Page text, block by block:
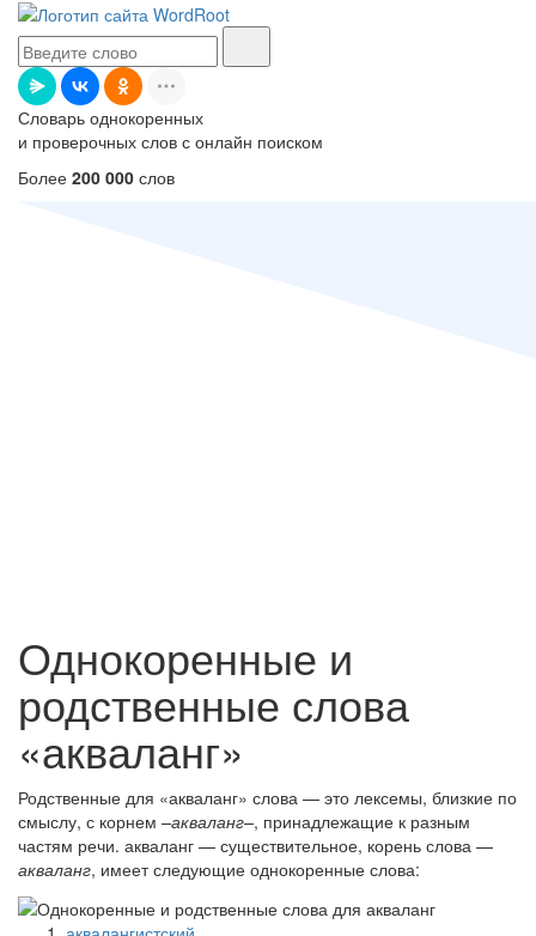
Словарь однокоренных
и проверочных слов с онлайн поиском
Более 200 000 слов
Однокоренные и
родственные слова
«акваланг»
Родственные для «акваланг» слова — это лексемы, близкие по
смыслу, с корнем –акваланг–, принадлежащие к разным
частям речи. акваланг — существительное, корень слова —
акваланг, имеет следующие однокоренные слова: